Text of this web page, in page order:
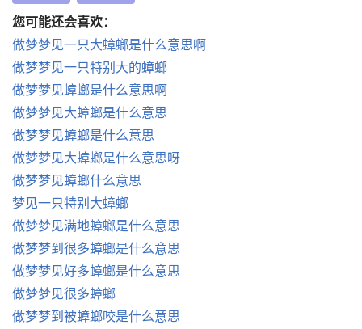
您可能还会喜欢：
做梦梦见一只大蟑螂是什么意思啊
做梦梦见一只特别大的蟑螂
做梦梦见蟑螂是什么意思啊
做梦梦见大蟑螂是什么意思
做梦梦见蟑螂是什么意思
做梦梦见大蟑螂是什么意思呀
做梦梦见蟑螂什么意思
梦见一只特别大蟑螂
做梦梦见满地蟑螂是什么意思
做梦梦到很多蟑螂是什么意思
做梦梦见好多蟑螂是什么意思
做梦梦见很多蟑螂
做梦梦到被蟑螂咬是什么意思